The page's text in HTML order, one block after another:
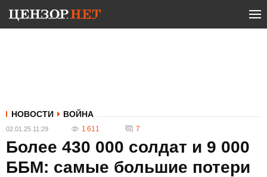
НОВОСТИ ВОЙНА
02.01.25 11:29 1 611 7
Более 430 000 солдат и 9 000
ББМ: самые большие потери